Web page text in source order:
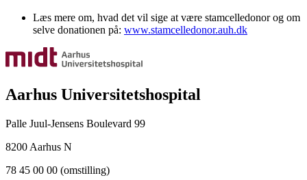
Læs mere om, hvad det vil sige at være stamcelledonor og om
selve donationen på: www.stamcelledonor.auh.dk
Aarhus Universitetshospital
Palle Juul-Jensens Boulevard 99
8200 Aarhus N
78 45 00 00 (omstilling)